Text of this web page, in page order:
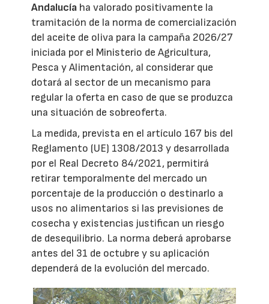
Andalucía ha valorado positivamente la
tramitación de la norma de comercialización
del aceite de oliva para la campaña 2026/27
iniciada por el Ministerio de Agricultura,
Pesca y Alimentación, al considerar que
dotará al sector de un mecanismo para
regular la oferta en caso de que se produzca
una situación de sobreoferta.
La medida, prevista en el artículo 167 bis del
Reglamento (UE) 1308/2013 y desarrollada
por el Real Decreto 84/2021, permitirá
retirar temporalmente del mercado un
porcentaje de la producción o destinarlo a
usos no alimentarios si las previsiones de
cosecha y existencias justifican un riesgo
de desequilibrio. La norma deberá aprobarse
antes del 31 de octubre y su aplicación
dependerá de la evolución del mercado.